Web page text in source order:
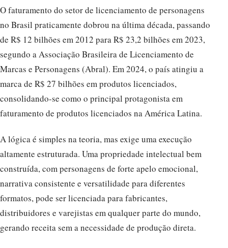
O faturamento do setor de licenciamento de personagens
no Brasil praticamente dobrou na última década, passando
de R$ 12 bilhões em 2012 para R$ 23,2 bilhões em 2023,
segundo a Associação Brasileira de Licenciamento de
Marcas e Personagens (Abral). Em 2024, o país atingiu a
marca de R$ 27 bilhões em produtos licenciados,
consolidando-se como o principal protagonista em
faturamento de produtos licenciados na América Latina.
A lógica é simples na teoria, mas exige uma execução
altamente estruturada. Uma propriedade intelectual bem
construída, com personagens de forte apelo emocional,
narrativa consistente e versatilidade para diferentes
formatos, pode ser licenciada para fabricantes,
distribuidores e varejistas em qualquer parte do mundo,
gerando receita sem a necessidade de produção direta.